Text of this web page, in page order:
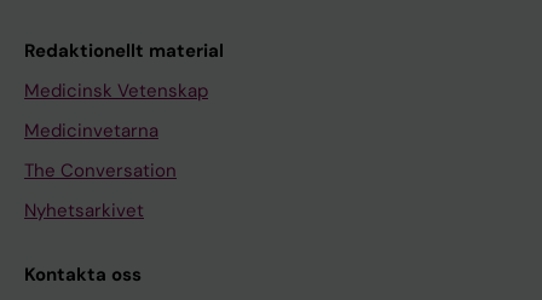
Redaktionellt material
Medicinsk Vetenskap
Medicinvetarna
The Conversation
Nyhetsarkivet
Kontakta oss